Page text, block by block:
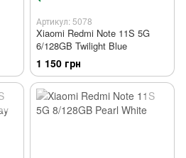
Артикул: 5078
Xiaomi Redmi Note 11S 5G
6/128GB Twilight Blue
1 150 грн